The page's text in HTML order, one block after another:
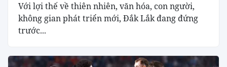
Với lợi thế về thiên nhiên, văn hóa, con người,
không gian phát triển mới, Đắk Lắk đang đứng
trước...